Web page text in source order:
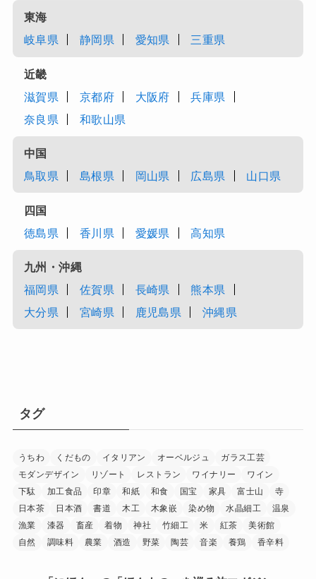
東海
岐阜県
静岡県 愛知県 三重県
近畿
滋賀県
京都府 大阪府
兵庫県
奈良県
和歌山県
中国
鳥取県
島根県 岡山県 広島県 山口県
四国
徳島県
香川県 愛媛県 高知県
九州・沖縄
福岡県
佐賀県 長崎県
熊本県
大分県
宮崎県 鹿児島県 沖縄県
タグ
うちわ くだもの イタリアン オーベルジュ
ガラス工芸
モダンデザイン
リゾート レストラン ワイナリー
ワイン
下駄
加工食品 印章 和紙 和食 国宝 家具 富士山
寺
日本茶
日本酒 書道 木工 木象嵌 染め物 水晶細工
温泉
漁業
漆器 畜産 着物 神社 竹細工 米 紅茶
美術館
自然
調味料 農業 酒造 野菜 陶芸 音楽 養鶏 香辛料